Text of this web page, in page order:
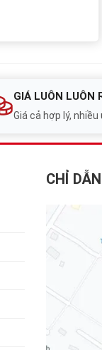
GIÁ LUÔN LUÔN
Giá cả hợp lý,
CHỈ